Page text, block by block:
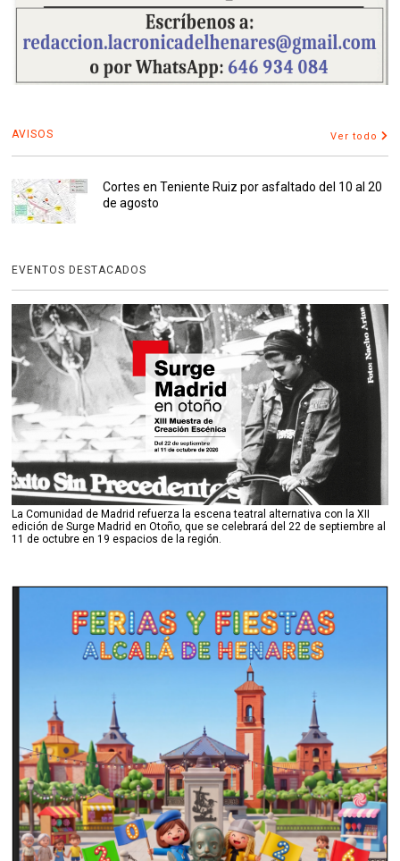
AVISOS Ver todo
Cortes en Teniente Ruiz por asfaltado del 10 al 20
de agosto
EVENTOS DESTACADOS
La Comunidad de Madrid refuerza la escena teatral alternativa con la XII
edición de Surge Madrid en Otoño, que se celebrará del 22 de septiembre al
11 de octubre en 19 espacios de la región.